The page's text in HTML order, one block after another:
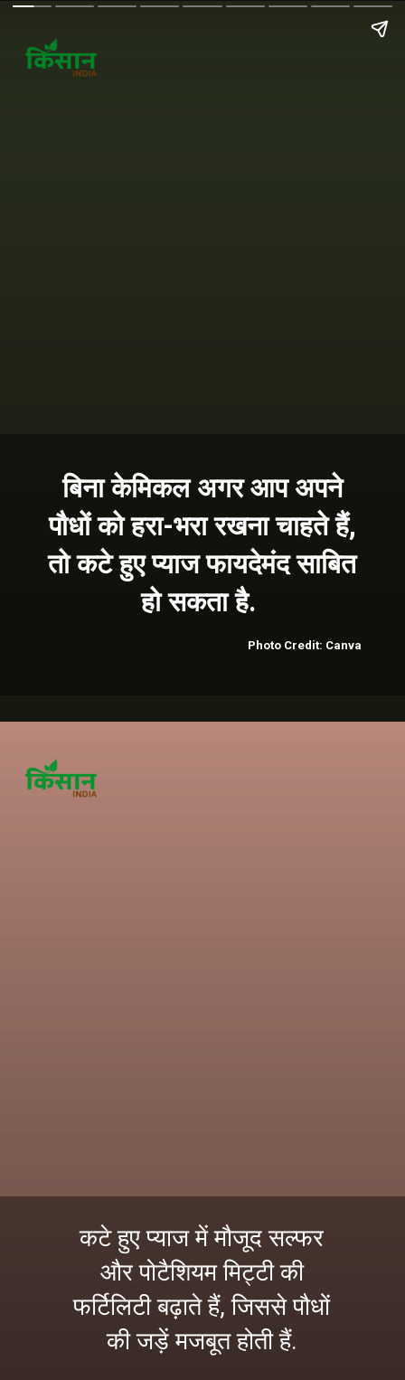
बिना केमिकल अगर आप अपने
पौधों को हरा-भरा रखना चाहते हैं,
तो कटे हुए प्याज फायदेमंद साबित
हो सकता है.
Photo Credit: Canva
कटे हुए प्याज में मौजूद सल्फर
और पोटैशियम मिट्टी की
फर्टिलिटी बढ़ाते हैं, जिससे पौधों
की जड़ें मजबूत होती हैं.